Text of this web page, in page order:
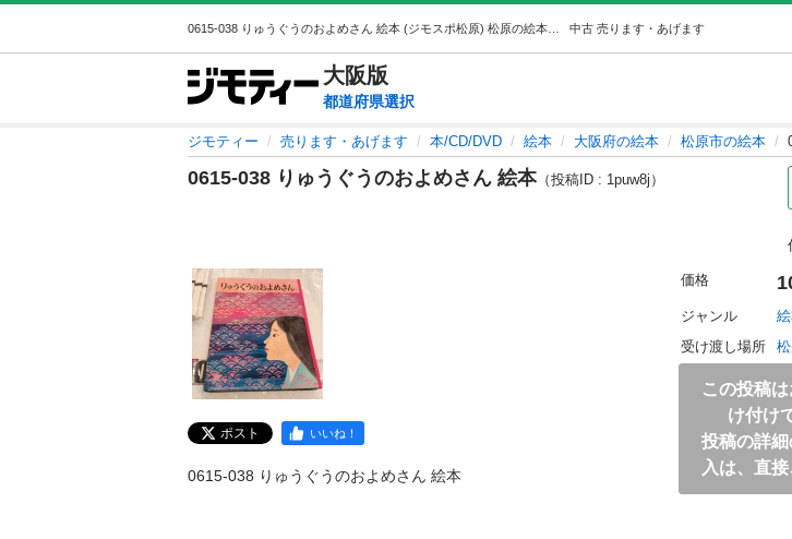
中古 売ります・あげます
大阪版
都道府県選択
ジモティー 売ります・あげます 本/CD/DVD 絵本 大阪府の絵本 松原市の絵本
0615-038 りゅうぐうのおよめさん 絵本（投稿ID : 1puw8j）
ポスト いいね！
0615-038 りゅうぐうのおよめさん 絵本
価格
ジャンル
受け渡し場所
この投稿
け付け
投稿の詳
入は、直接